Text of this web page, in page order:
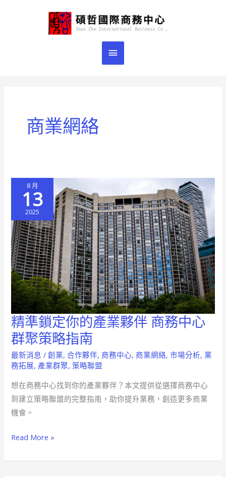
主
要
選
商業網絡
8 月
13
2025
精準鎖定你的產業夥伴 商務中心
群聚策略指南
最新消息 /創業,合作夥伴, 商務中心, 商業網絡,市場分析, 業
務拓展, 產業群聚,策略聯盟
想在商務中心找到你的產業夥伴？本文提供從選擇商務中心
到建立策略聯盟的完整指南，助你提升業務，創造更多商業
機會。
精
準
鎖
定
的
產
業
伴
Read More »